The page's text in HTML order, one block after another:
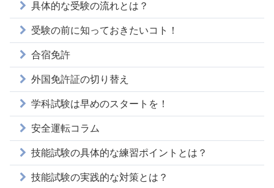
具体的な受験の流れとは？
受験の前に知っておきたいコト！
合宿免許
外国免許証の切り替え
学科試験は早めのスタートを！
安全運転コラム
技能試験の具体的な練習ポイントとは？
技能試験の実践的な対策とは？